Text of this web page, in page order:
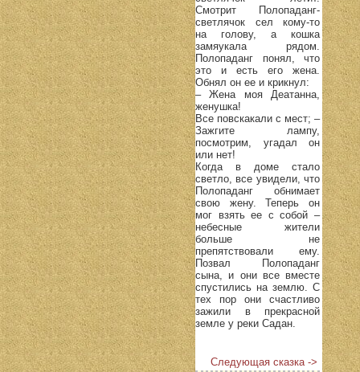
Смотрит Полопаданг-
светлячок сел кому-то
на голову, а кошка
замяукала рядом.
Полопаданг понял, что
это и есть его жена.
Обнял он ее и крикнул:
– Жена моя Деатанна,
женушка!
Все повскакали с мест; –
Зажгите лампу,
посмотрим, угадал он
или нет!
Когда в доме стало
светло, все увидели, что
Полопаданг обнимает
свою жену. Теперь он
мог взять ее с собой –
небесные жители
больше не
препятствовали ему.
Позвал Полопаданг
сына, и они все вместе
спустились на землю. С
тех пор они счастливо
зажили в прекрасной
земле у реки Садан.
Следующая сказка ->